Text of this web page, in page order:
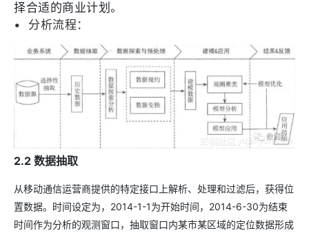
择合适的商业计划。
•
分析流程：
2.2 数据抽取
从移动通信运营商提供的特定接口上解析、处理和过滤后，获得位
置数据。时间设定为，2014-1-1为开始时间，2014-6-30为结束
时间作为分析的观测窗口，抽取窗口内某市某区域的定位数据形成